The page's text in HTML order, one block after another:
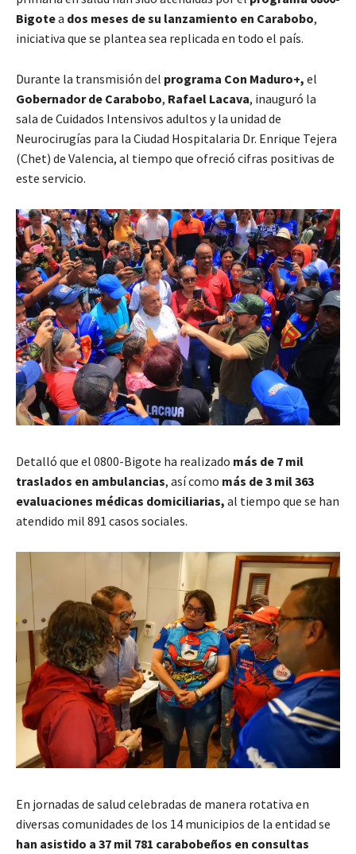
Bigotea dos meses de su lanzamiento en Carabobo,
iniciativa que se plantea sea replicada en todo el país.
Durante la transmisión del programa Con Maduro+, el
Gobernador de Carabobo, Rafael Lacava, inauguró la
sala de Cuidados Intensivos adultos y la unidad de
Neurocirugías para la Ciudad Hospitalaria Dr. Enrique Tejera
(Chet) de Valencia, al tiempo que ofreció cifras positivas de
este servicio.
Detalló que el 0800-Bigote ha realizado más de 7 mil
traslados en ambulancias, así como más de 3 mil 363
evaluaciones médicas domiciliarias, al tiempo que se han
atendido mil 891 casos sociales.
En jornadas de salud celebradas de manera rotativa en
diversas comunidades de los 14 municipios de la entidad se
han asistido a 37 mil 781 carabobeños en consultas